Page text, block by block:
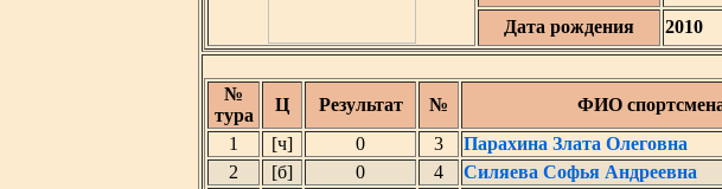
Дата рождения
2010
№
тура
Ц Результат № ФИО
1
[ч] 0 3 Парахина Злата Олеговна
2
[б] 0 4 Силяева Софья Андреевна